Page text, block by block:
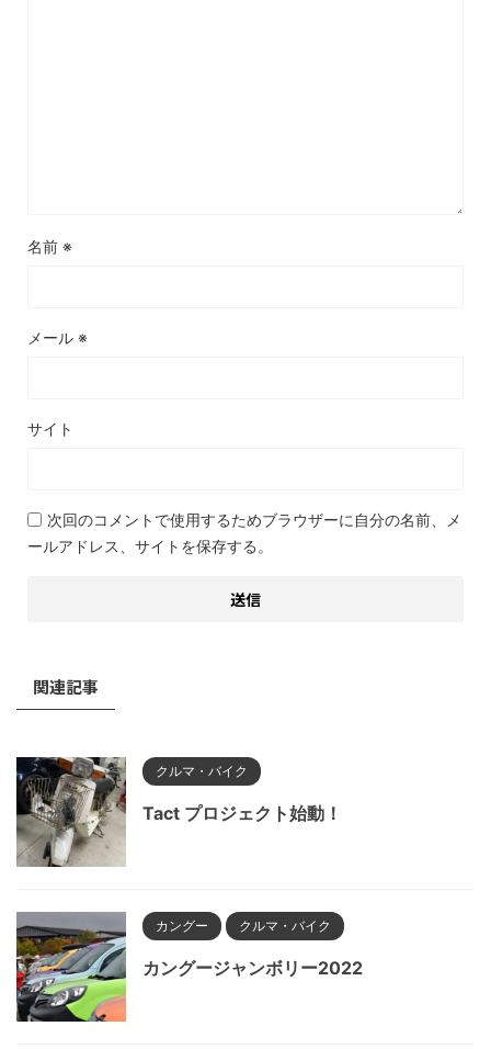
名前 ※
メール ※
サイト
次回のコメントで使用するためブラウザーに自分の名前、メ
ールアドレス、サイトを保存する。
関連記事
クルマ・バイク
Tact プロジェクト始動！
カングー クルマ・バイク
カングージャンボリー2022